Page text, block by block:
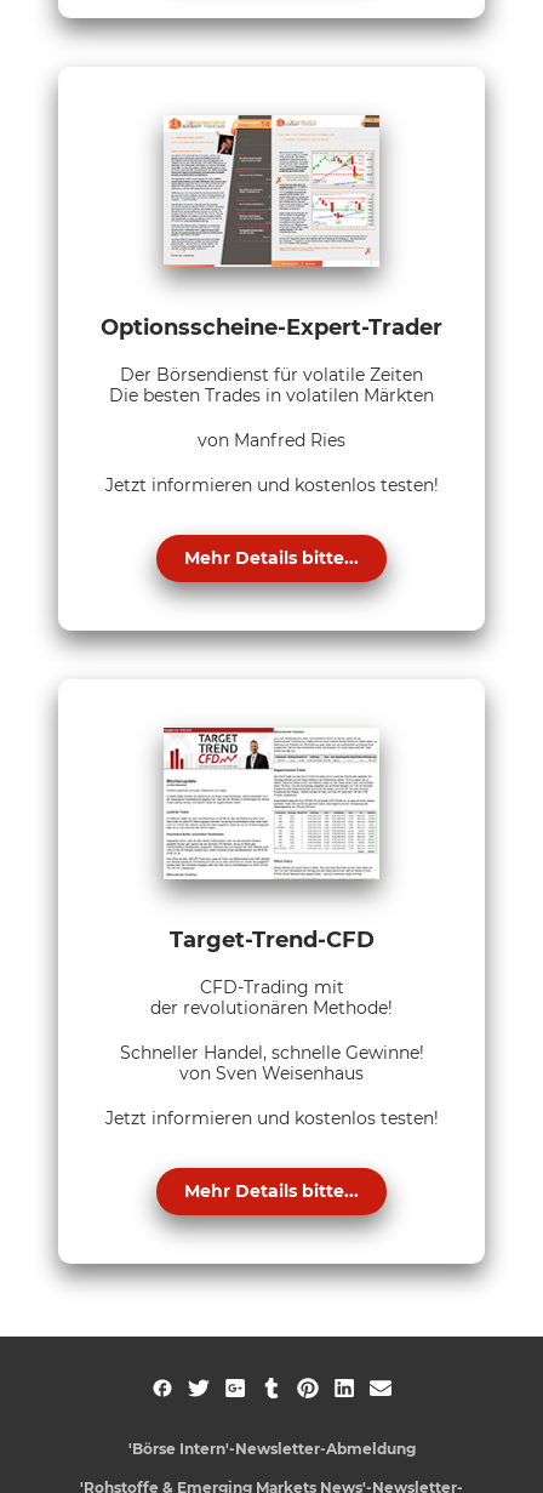
Optionsscheine-Expert-Trader
Der Börsendienst für volatile Zeiten
Die besten Trades in volatilen Märkten
von Manfred Ries
Jetzt informieren und kostenlos testen!
Mehr Details bitte...
Target-Trend-CFD
CFD-Trading mit
der revolutionären Methode!
Schneller Handel, schnelle Gewinne!
von Sven Weisenhaus
Jetzt informieren und kostenlos testen!
Mehr Details bitte...
'Börse Intern'-Newsletter-Abmeldung
'Rohstoffe & Emerging Markets News'-Newsletter-